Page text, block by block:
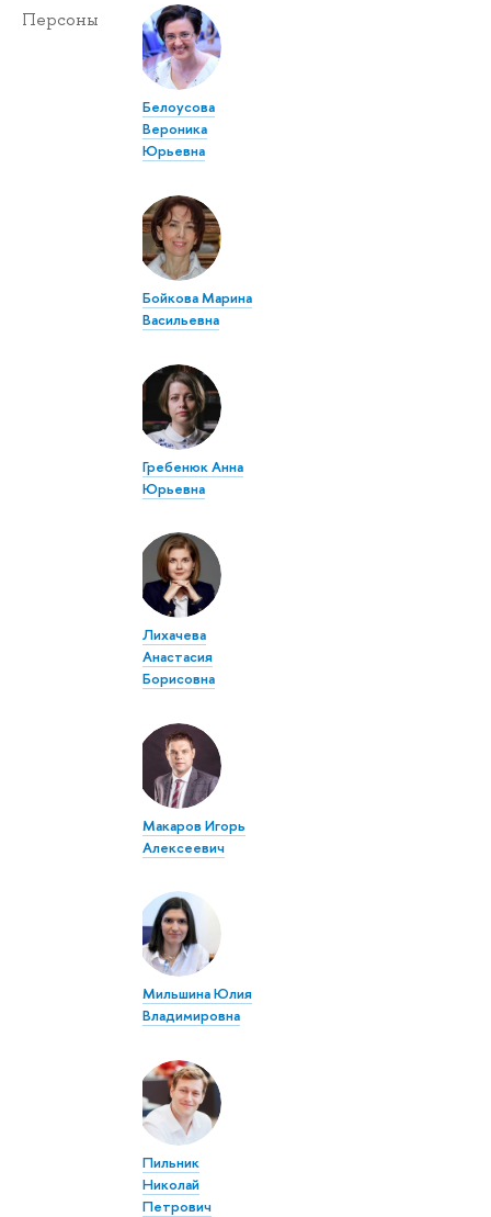
Персоны
Белоусова
Вероника
Юрьевна
Бойкова Марина
Васильевна
Гребенюк Анна
Юрьевна
Лихачева
Анастасия
Борисовна
Макаров Игорь
Алексеевич
Мильшина Юлия
Владимировна
Пильник
Николай
Петрович